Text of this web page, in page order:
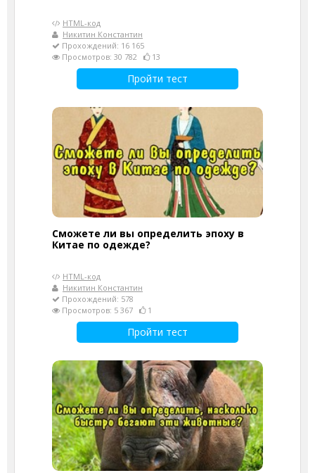
HTML-код
Никитин Константин
Прохождений: 16 165
Просмотров: 30 782
13
Пройти тест
Сможете ли вы определить эпоху в
Китае по одежде?
HTML-код
Никитин Константин
Прохождений: 578
Просмотров: 5 367
1
Пройти тест